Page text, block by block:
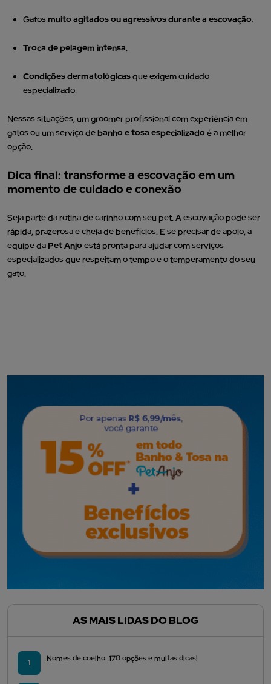
Gatosmuito agitados ou agressivos durante a escovação.
Troca de pelagem intensa.
Condições dermatológicasque exigem cuidado
especializado.
Nessas situações, um groomer profissional com experiência em
gatos ou um serviço debanho e tosa especializado é a melhor
opção.
Dica final: transforme a escovação em um
momento de cuidado e conexão
Seja parte da rotina de carinho com seu pet. A escovação pode ser
rápida, prazerosa e cheia de benefícios. E se precisar de apoio, a
equipe da Pet Anjo está pronta para ajudar com serviços
especializados que respeitam o tempo e o temperamento do seu
gato.
AS MAIS LIDAS DO BLOG
1 Nomes de coelho: 170 opções e muitas dicas!